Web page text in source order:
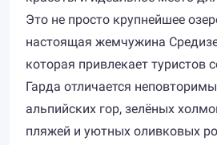
Это не просто крупнейшее
настоящая жемчужина
которая привлекает туристов
Гарда отличается
альпийских гор, зелёных
пляжей и уютных оливковых